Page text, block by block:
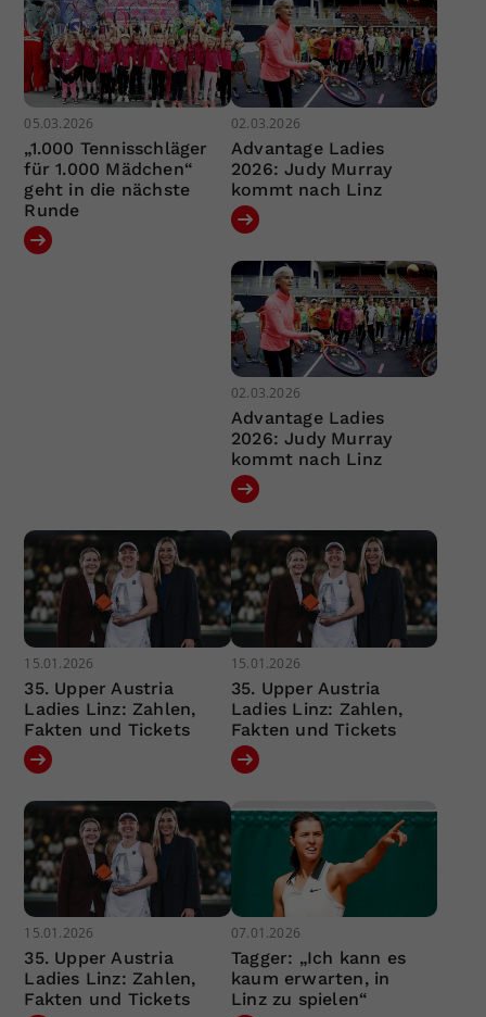
05.03.2026
„1.000 Tennisschläger
für 1.000 Mädchen“
geht in die nächste
Runde
02.03.2026
Advantage Ladies
2026: Judy Murray
kommt nach Linz
02.03.2026
Advantage Ladies
2026: Judy Murray
kommt nach Linz
15.01.2026
35. Upper Austria
Ladies Linz: Zahlen,
Fakten und Tickets
15.01.2026
35. Upper Austria
Ladies Linz: Zahlen,
Fakten und Tickets
15.01.2026
35. Upper Austria
Ladies Linz: Zahlen,
Fakten und Tickets
07.01.2026
Tagger: „Ich kann es
kaum erwarten, in
Linz zu spielen“